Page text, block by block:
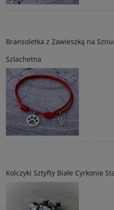
Bransoletka z Zawieszką na
Szlachetna
Kolczyki Sztyfty Białe Cyrkonie